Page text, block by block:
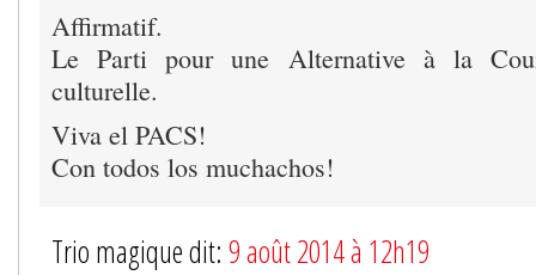
Affirmatif.
Le Parti pour une Alternative à la
culturelle.
Viva el PACS!
Con todos los muchachos!
Trio magique dit: 9 août 2014 à 12h19